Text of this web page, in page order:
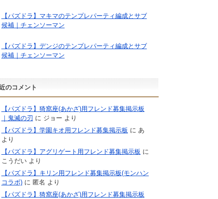
【パズドラ】マキマのテンプレパーティ編成とサブ
候補｜チェンソーマン
【パズドラ】デンジのテンプレパーティ編成とサブ
候補｜チェンソーマン
のコメント
【パズドラ】猗窩座(あかざ)用フレンド募集掲示板
｜鬼滅の刃 に ジョー より
【パズドラ】学園キオ用フレンド募集掲示板 に あ
より
【パズドラ】アグリゲート用フレンド募集掲示板 に
こうだいより
【パズドラ】キリン用フレンド募集掲示板(モンハン
コラボ)に 匿名 より
【パズドラ】猗窩座(あかざ)用フレンド募集掲示板